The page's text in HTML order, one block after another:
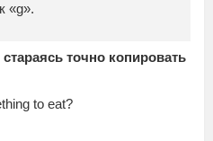
«g».
точно копировать
to eat?